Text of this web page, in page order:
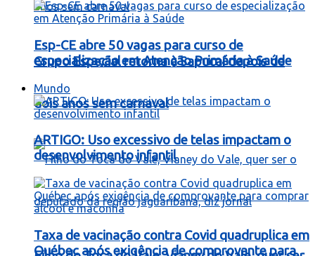
Grupo Especial retorna à Sapucaí depois de
dois anos sem carnaval
Esp-CE abre 50 vagas para curso de
especialização em Atenção Primária à Saúde
Mundo
ARTIGO: Uso excessivo de telas impactam o
desenvolvimento infantil
Taxa de vacinação contra Covid quadruplica em
Québec após exigência de comprovante para